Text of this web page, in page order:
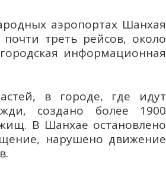
аэропортах Шанхая
треть рейсов, около
информационная
в городе, где идут
создано более 1900
В Шанхае остановлено
нарушено движение